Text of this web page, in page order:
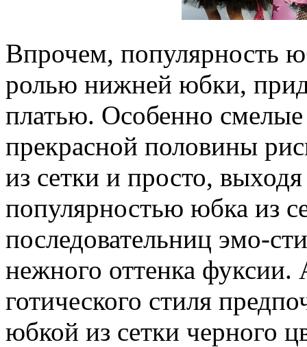
Впрочем, популярность
ролью нижней юбки,
платью. Особенно
прекрасной половины
из сетки и просто,
популярностью юбка из
последовательниц эмо-
нежного оттенка
готического стиля
юбкой из сетки черного